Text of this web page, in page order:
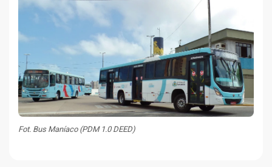
Fot. Bus Maníaco (PDM 1.0 DEED)